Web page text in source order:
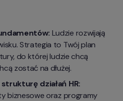
Ludzie rozwijają
Strategia to Twój plan
do której ludzie chcą
zostać na dłużej.
biznesowe oraz programy